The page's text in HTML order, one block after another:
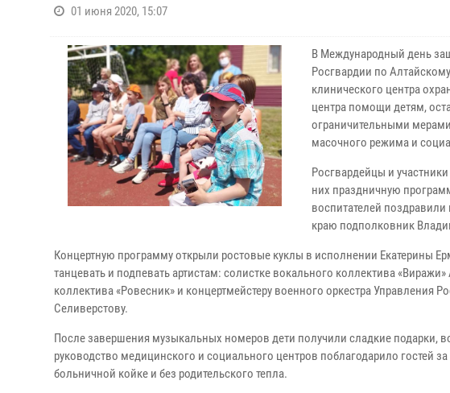
01 июня 2020, 15:07
В Международный день
Росгвардии по
клинического центра
центра помощи детям,
ограничительными
масочного режима и
Росгвардейцы и
них праздничную
воспитателей
краю подполковник
Концертную программу открыли ростовые куклы в исполнении Екатерины
танцевать и подпевать артистам: солистке вокального коллектива
коллектива «Ровесник» и концертмейстеру военного оркестра Управления
Селиверстову.
После завершения музыкальных номеров дети получили сладкие
руководство медицинского и социального центров поблагодарило гостей
больничной койке и без родительского тепла.